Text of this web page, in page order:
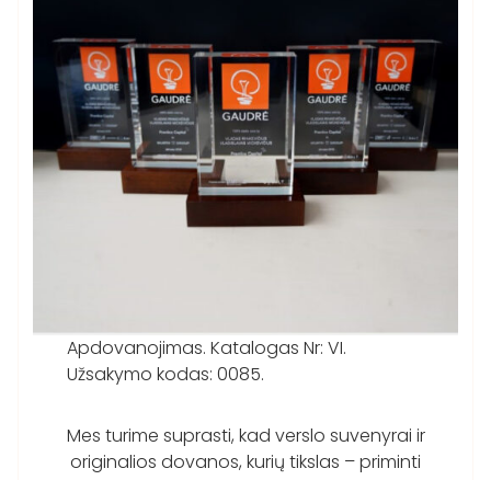
Apdovanojimas. Katalogas Nr: VI.
Užsakymo kodas: 0085.
Mes turime suprasti, kad verslo suvenyrai ir
originalios dovanos, kurių tikslas – priminti